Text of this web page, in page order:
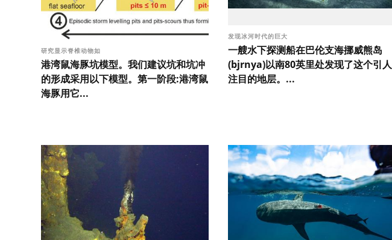
研究显示脊椎动物如
港湾鼠海豚坑模型。我们建议坑和坑冲
的形成采用以下模型。第一阶段:港湾鼠
海豚用它...
发现冰河时代的巨大
一艘水下探测船在巴伦支海挪威熊岛
(bjrnya)以南80英里处发现了这个引人
注目的地层。...